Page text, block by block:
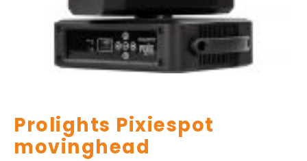
Prolights Pixiespot
movinghead